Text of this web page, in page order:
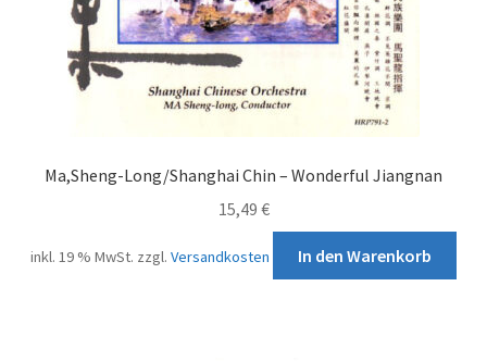
Datenschutzerklärung
Ma,Sheng-Long/Shanghai Chin – Wonderful Jiangnan
15,49 €
inkl. 19 % MwSt. zzgl.Versandkosten In den Warenkorb